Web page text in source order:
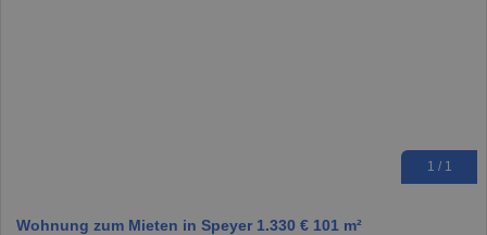
1 / 1
Wohnung zum Mieten in Speyer 1.330 € 101 m²